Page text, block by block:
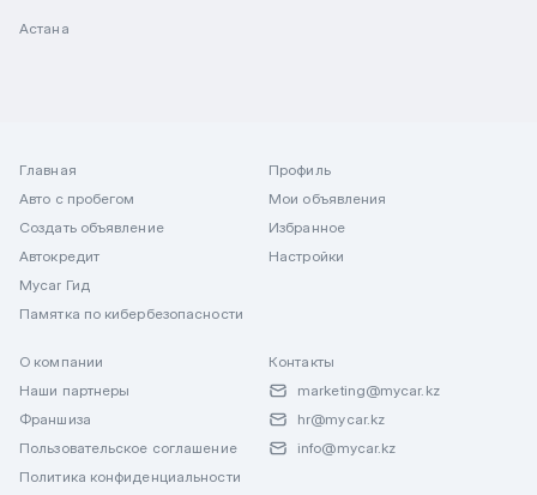
Астана
Главная
Авто с пробегом
Создать объявление
Автокредит
Mycar Гид
Памятка по кибербезопасности
Профиль
Мои объявления
Избранное
Настройки
О компании
Наши партнеры
Франшиза
Пользовательское соглашение
Политика конфиденциальности
Контакты
marketing@mycar.kz
hr@mycar.kz
info@mycar.kz